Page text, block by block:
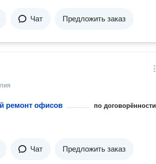
Чат Предложить заказ
ремонт офисов по договорённости
Чат Предложить заказ